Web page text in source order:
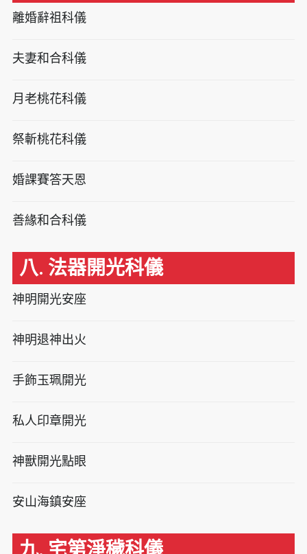
離婚辭祖科儀
夫妻和合科儀
月老桃花科儀
祭斬桃花科儀
婚課賽答天恩
善緣和合科儀
八. 法器開光科儀
神明開光安座
神明退神出火
手飾玉珮開光
私人印章開光
神獸開光點眼
安山海鎮安座